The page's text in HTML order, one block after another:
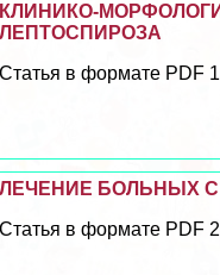
КЛИНИКО-
ЛЕПТОСПИРОЗА
Статья в формате PDF
ЛЕЧЕНИЕ БОЛЬНЫХ
Статья в формате PDF